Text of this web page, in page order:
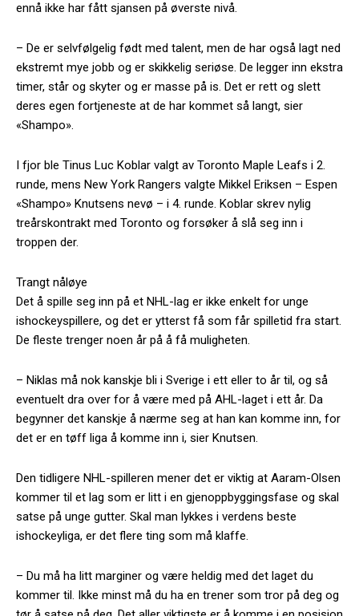
ennå ikke har fått sjansen på øverste nivå.
– De er selvfølgelig født med talent, men de har også lagt ned
ekstremt mye jobb og er skikkelig seriøse. De legger inn ekstra
timer, står og skyter og er masse på is. Det er rett og slett
deres egen fortjeneste at de har kommet så langt, sier
«Shampo».
I fjor ble Tinus Luc Koblar valgt av Toronto Maple Leafs i 2.
runde, mens New York Rangers valgte Mikkel Eriksen – Espen
«Shampo» Knutsens nevø – i 4. runde. Koblar skrev nylig
treårskontrakt med Toronto og forsøker å slå seg inn i
troppen der.
Trangt nåløye
Det å spille seg inn på et NHL-lag er ikke enkelt for unge
ishockeyspillere, og det er ytterst få som får spilletid fra start.
De fleste trenger noen år på å få muligheten.
– Niklas må nok kanskje bli i Sverige i ett eller to år til, og så
eventuelt dra over for å være med på AHL-laget i ett år. Da
begynner det kanskje å nærme seg at han kan komme inn, for
det er en tøff liga å komme inn i, sier Knutsen.
Den tidligere NHL-spilleren mener det er viktig at Aaram-Olsen
kommer til et lag som er litt i en gjenoppbyggingsfase og skal
satse på unge gutter. Skal man lykkes i verdens beste
ishockeyliga, er det flere ting som må klaffe.
– Du må ha litt marginer og være heldig med det laget du
kommer til. Ikke minst må du ha en trener som tror på deg og